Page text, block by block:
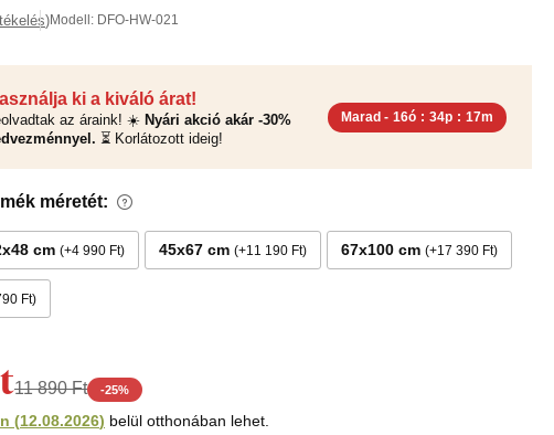
)Modell: DFO-HW-021
ki a kiváló árat!
az áraink! ☀️ Nyári akció akár -30%
⏳ Korlátozott ideig!
Marad - 16ó : 34p : 16m
méretét:
cm +4 990 Ft 45x67 cm +11 190 Ft 67x100 cm +17 390 Ft
+40 790 Ft
11 890 Ft -25%
(12.08.2026) belül otthonában lehet.